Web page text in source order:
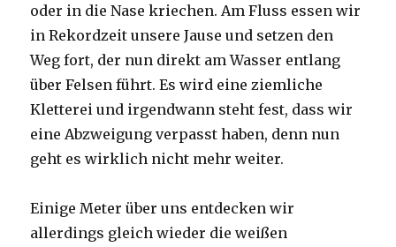
oder in die Nase kriechen. Am Fluss essen wir
in Rekordzeit unsere Jause und setzen den
Weg fort, der nun direkt am Wasser entlang
über Felsen führt. Es wird eine ziemliche
Kletterei und irgendwann steht fest, dass wir
eine Abzweigung verpasst haben, denn nun
geht es wirklich nicht mehr weiter.
Einige Meter über uns entdecken wir
allerdings gleich wieder die weißen